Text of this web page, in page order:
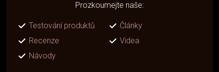
Prozkoumejte naše:
Testování produktů
Články
Recenze
Videa
Návody